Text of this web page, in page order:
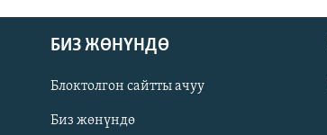
БИЗ ЖӨНҮНДӨ
Блоктолгон сайтты ачуу
Биз жөнүндө